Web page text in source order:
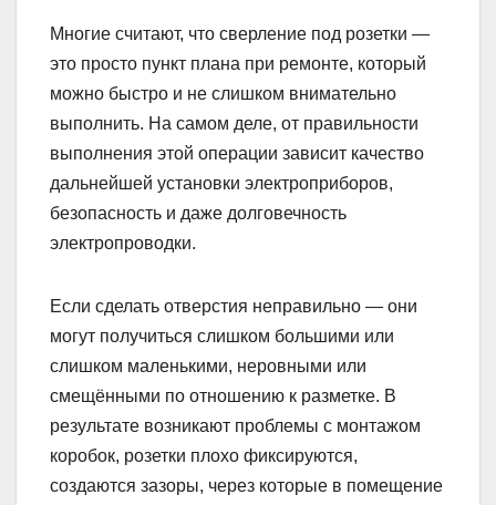
Многие считают, что сверление под розетки —
это просто пункт плана при ремонте, который
можно быстро и не слишком внимательно
выполнить. На самом деле, от правильности
выполнения этой операции зависит качество
дальнейшей установки электроприборов,
безопасность и даже долговечность
электропроводки.
Если сделать отверстия неправильно — они
могут получиться слишком большими или
слишком маленькими, неровными или
смещёнными по отношению к разметке. В
результате возникают проблемы с монтажом
коробок, розетки плохо фиксируются,
создаются зазоры, через которые в помещение